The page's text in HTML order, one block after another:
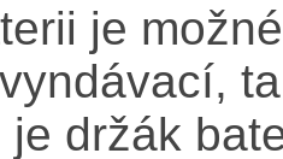
je
je držák